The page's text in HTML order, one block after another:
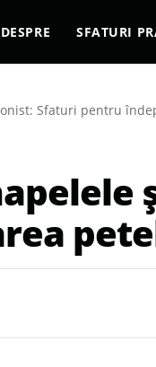
SFATURI
Sfaturi pentru